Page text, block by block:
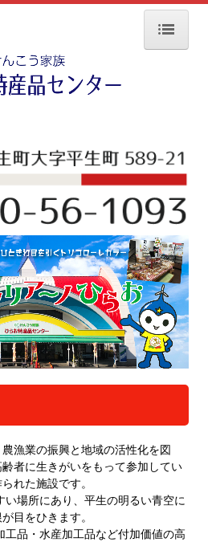
漁業の振興と地域の活性化を図
者に生きがいをもって参加してい
れた施設です。
場所にあり、平生の明るい青空に
目をひきます。
工品・水産加工品など付加価値の高